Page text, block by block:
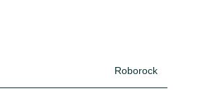
Roborock